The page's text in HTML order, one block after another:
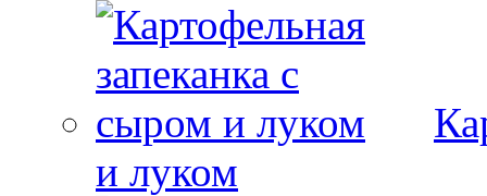
и луком